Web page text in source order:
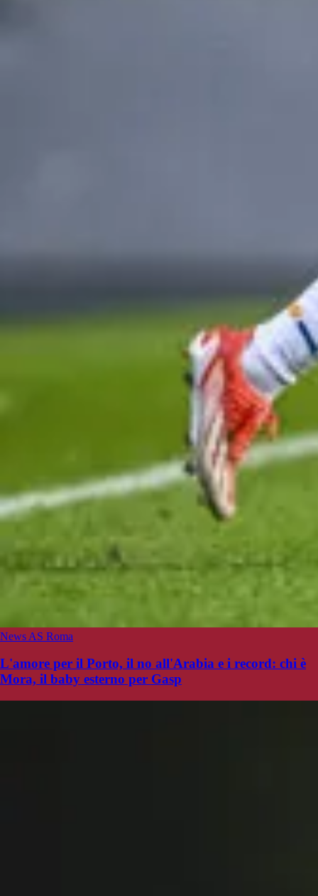
News AS Roma
L'amore per il Porto, il no all'Arabia e i record: chi è
Mora, il baby esterno per Gasp